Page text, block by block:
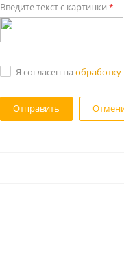
Введите текст с картинки *
Я согласен на